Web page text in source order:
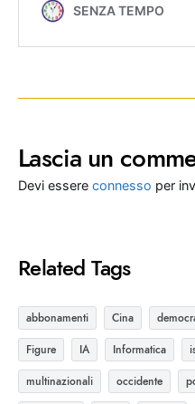
Lascia un
Devi essere connesso per
Related Tags
abbonamenti Cina
Figure IA Informatica
multinazionali occidente